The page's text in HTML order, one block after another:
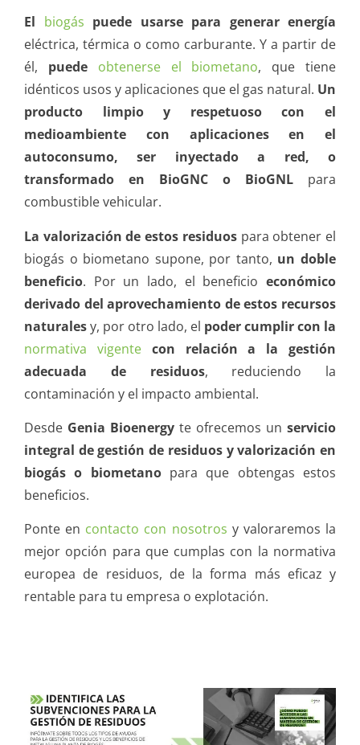
El biogás puede usarse para generar energía
eléctrica, térmica o como carburante. Y a partir de
él, puede obtenerse el biometano, que tiene
idénticos usos y aplicaciones que el gas natural. Un
producto limpio y respetuoso con el
medioambiente con aplicaciones en el
autoconsumo, ser inyectado a red, o
transformado en BioGNC o BioGNL para
combustible vehicular.
La valorización de estos residuospara obtener el
biogás o biometano supone, por tanto, un doble
beneficio. Por un lado, el beneficio económico
derivado del aprovechamiento de estos recursos
naturalesy, por otro lado, el poder cumplir con la
normativa vigentecon relación a la gestión
adecuada de residuos, reduciendo la
contaminación y el impacto ambiental.
Desde Genia Bioenergy te ofrecemos un servicio
integral de gestión de residuos y valorización en
biogás o biometanopara que obtengas estos
beneficios.
Ponte en contacto con nosotros y valoraremos la
mejor opción para que cumplas con la normativa
europea de residuos, de la forma más eficaz y
rentable para tu empresa o explotación.